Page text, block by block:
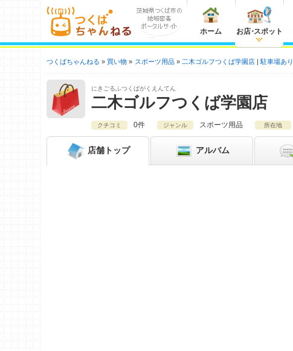
ホーム お店・スポット
つくばちゃんねる 買い物 スポーツ用品 二木ゴルフつくば学園店 駐車場あり
にきごるふつくばがくえんてん
二木ゴルフつくば学園店
クチコミ 0件 ジャンル スポーツ用品 所在地
店舗 トップ アルバム